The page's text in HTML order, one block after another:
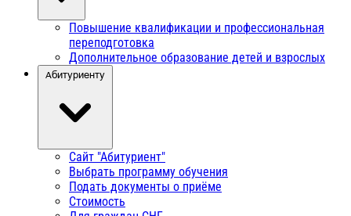
Повышение квалификации и профессиональная
переподготовка
Дополнительное образование детей и взрослых
Абитуриенту
Сайт "Абитуриент"
Выбрать программу обучения
Подать документы о приёме
Стоимость